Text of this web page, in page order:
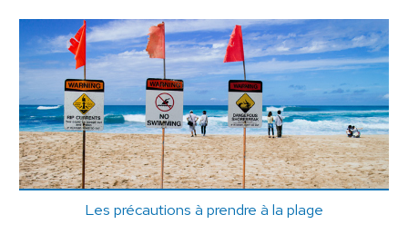
Les précautions à prendre à la plage